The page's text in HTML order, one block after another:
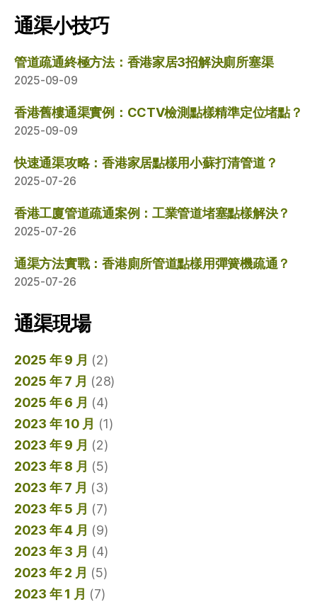
通渠小技巧
管道疏通終極方法：香港家居3招解決廁所塞渠
2025-09-09
香港舊樓通渠實例：CCTV檢測點樣精準定位堵點？
2025-09-09
快速通渠攻略：香港家居點樣用小蘇打清管道？
2025-07-26
香港工廈管道疏通案例：工業管道堵塞點樣解決？
2025-07-26
通渠方法實戰：香港廁所管道點樣用彈簧機疏通？
2025-07-26
通渠現場
2025 年 9 月 (2)
2025 年 7 月 (28)
2025 年 6 月 (4)
2023 年 10 月 (1)
2023 年 9 月 (2)
2023 年 8 月 (5)
2023 年 7 月 (3)
2023 年 5 月 (7)
2023 年 4 月 (9)
2023 年 3 月 (4)
2023 年 2 月 (5)
2023 年 1 月 (7)